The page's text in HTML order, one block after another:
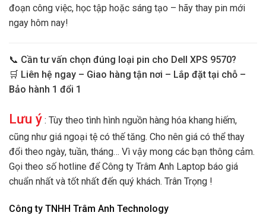
đoạn công việc, học tập hoặc sáng tạo – hãy thay pin mới
ngay hôm nay!
📞 Cần tư vấn chọn đúng loại pin cho Dell XPS 9570?
🛒 Liên hệ ngay – Giao hàng tận nơi – Lắp đặt tại chỗ –
Bảo hành 1 đổi 1
Lưu ý : Tùy theo tình hình nguồn hàng hóa khang hiếm,
cũng như giá ngoại tệ có thế tăng. Cho nên giá có thể thay
đổi theo ngày, tuần, tháng… Vì vậy mong các bạn thông cảm.
Gọi theo số hotline để Công ty Trâm Anh Laptop báo giá
chuẩn nhất và tốt nhất đến quý khách. Trân Trọng !
Công ty TNHH Trâm Anh Technology